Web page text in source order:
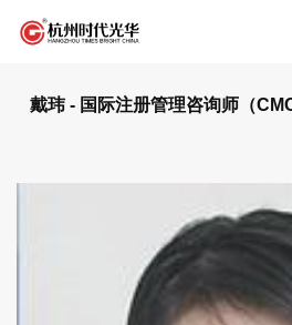
戴玮 - 国际注册管理咨询师（